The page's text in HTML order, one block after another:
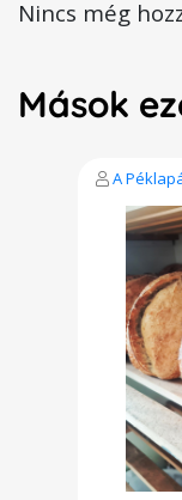
Nincs még
Mások
A